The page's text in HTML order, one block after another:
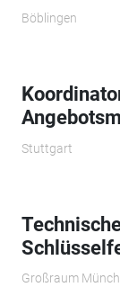
Böblingen
Stuttgart
Großraum